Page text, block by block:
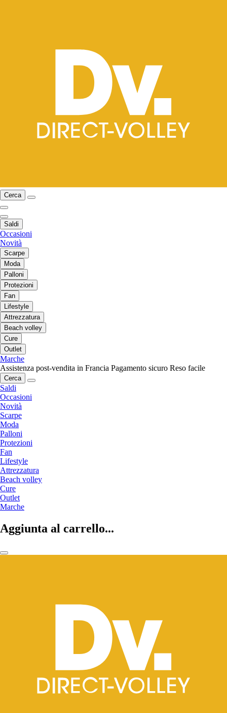
Cerca
Saldi
Occasioni
Novità
Scarpe
Moda
Palloni
Protezioni
Fan
Lifestyle
Attrezzatura
Beach volley
Cure
Outlet
Marche
Assistenza post-vendita in Francia Pagamento sicuro Reso facile
Cerca
Saldi
Occasioni
Novità
Scarpe
Moda
Palloni
Protezioni
Fan
Lifestyle
Attrezzatura
Beach volley
Cure
Outlet
Marche
Aggiunta al carrello...